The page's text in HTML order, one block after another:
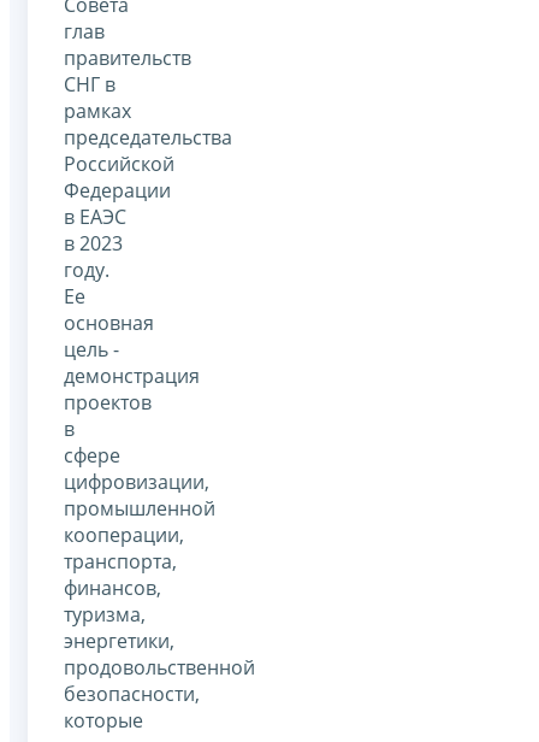
глав
правительств
СНГ в
рамках
председательства
Российской
Федерации
в ЕАЭС
в 2023
году.
Ее
основная
цель -
демонстрация
проектов
в
сфере
цифровизации,
промышленной
кооперации,
транспорта,
финансов,
туризма,
энергетики,
продовольственной
безопасности,
которые